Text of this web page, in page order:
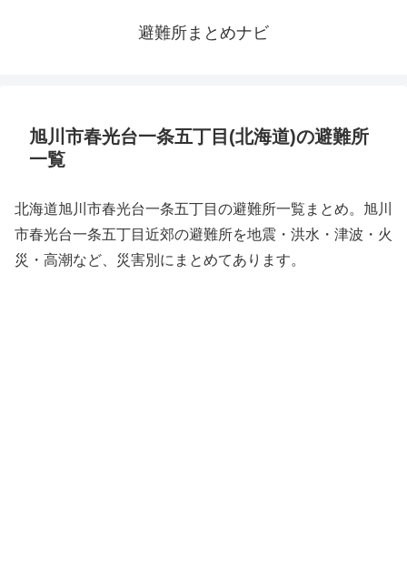
避難所まとめナビ
旭川市春光台一条五丁目(北海道)の避難所
一覧
北海道旭川市春光台一条五丁目の避難所一覧まとめ。旭川
市春光台一条五丁目近郊の避難所を地震・洪水・津波・火
災・高潮など、災害別にまとめてあります。